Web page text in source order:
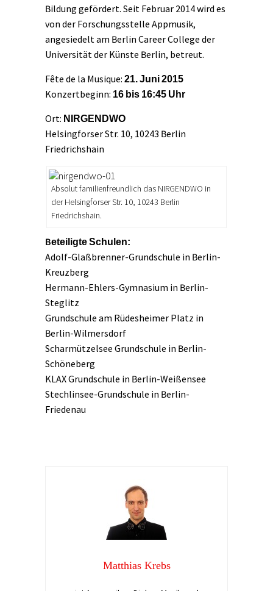
Bildung gefördert. Seit Februar 2014 wird es
von der Forschungsstelle Appmusik,
angesiedelt am Berlin Career College der
Universität der Künste Berlin, betreut.
Fête de la Musique: 21. Juni 2015
Konzertbeginn: 16 bis 16:45 Uhr
Ort: NIRGENDWO
Helsingforser Str. 10, 10243 Berlin
Friedrichshain
Absolut familienfreundlich das NIRGENDWO in
der Helsingforser Str. 10, 10243 Berlin
Friedrichshain.
Beteiligte Schulen:
Adolf-Glaßbrenner-Grundschule in Berlin-
Kreuzberg
Hermann-Ehlers-Gymnasium in Berlin-
Steglitz
Grundschule am Rüdesheimer Platz in
Berlin-Wilmersdorf
Scharmützelsee Grundschule in Berlin-
Schöneberg
KLAX Grundschule in Berlin-Weißensee
Stechlinsee-Grundschule in Berlin-
Friedenau
Matthias Krebs